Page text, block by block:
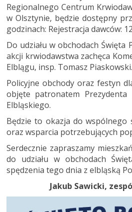
Regionalnego Centrum
w Olsztynie, będzie dostępny
godzinach: Rejestracja dawców:
Do udziału w obchodach Święta
akcji krwiodawstwa zachęca
Elblągu, insp. Tomasz Piaskowski.
Policyjne obchody oraz festyn
objęte patronatem Prezydenta
Elbląskiego.
Będzie to okazja do wspólnego
oraz wsparcia potrzebujących
Serdecznie zapraszamy
do udziału w obchodach
spędzenia tego dnia z elbląską
Jakub Sawicki,